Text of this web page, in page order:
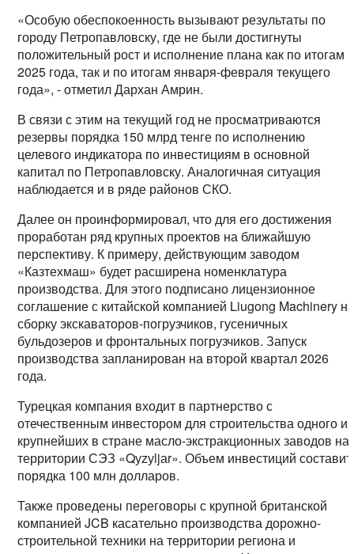
«Особую обеспокоенность вызывают результаты по
городу Петропавловску, где не были достигнуты
положительный рост и исполнение плана как по итогам
2025 года, так и по итогам января-февраля текущего
года», - отметил Дархан Амрин.
В связи с этим на текущий год не просматриваются
резервы порядка 150 млрд тенге по исполнению
целевого индикатора по инвестициям в основной
капитал по Петропавловску. Аналогичная ситуация
наблюдается и в ряде районов СКО.
Далее он проинформировал, что для его достижения
проработан ряд крупных проектов на ближайшую
перспективу. К примеру, действующим заводом
«Казтехмаш» будет расширена номенклатура
производства. Для этого подписано лицензионное
соглашение с китайской компанией Liugong Machinery
сборку экскаваторов-погрузчиков, гусеничных
бульдозеров и фронтальных погрузчиков. Запуск
производства запланирован на второй квартал 2026
года.
Турецкая компания входит в партнерство с
отечественным инвестором для строительства одного из
крупнейших в стране масло-экстракционных заводов на
территории СЭЗ «Qуzуljаr». Объем инвестиций составит
порядка 100 млн долларов.
Также проведены переговоры с крупной британской
компанией JCB касательно производства дорожно-
строительной техники на территории региона и